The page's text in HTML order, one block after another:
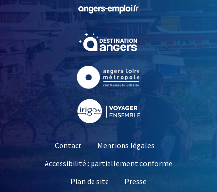
, Ouvre une nouvelle
, Ouvre une nouvelle
Contact
Mentions légales
Accessibilité : partiellement conforme
Plan de site
Presse